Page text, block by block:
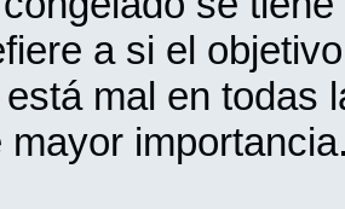
a si el
mal en todas
mayor